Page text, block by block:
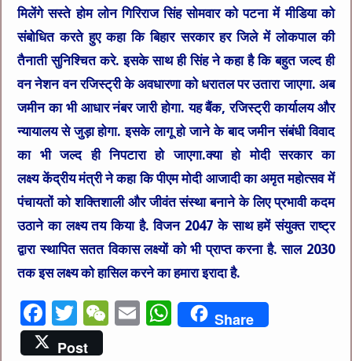
मिलेंगे सस्ते होम लोन गिरिराज सिंह सोमवार को पटना में मीडिया को
संबोधित करते हुए कहा कि बिहार सरकार हर जिले में लोकपाल की
तैनाती सुनिश्चित करे. इसके साथ ही सिंह ने कहा है कि बहुत जल्द ही
वन नेशन वन रजिस्ट्री के अवधारणा को धरातल पर उतारा जाएगा. अब
जमीन का भी आधार नंबर जारी होगा. यह बैंक, रजिस्ट्री कार्यालय और
न्यायालय से जुड़ा होगा. इसके लागू हो जाने के बाद जमीन संबंधी विवाद
का भी जल्द ही निपटारा हो जाएगा.क्या हो मोदी सरकार का
लक्ष्य केंद्रीय मंत्री ने कहा कि पीएम मोदी आजादी का अमृत महोत्सव में
पंचायतों को शक्तिशाली और जीवंत संस्था बनाने के लिए प्रभावी कदम
उठाने का लक्ष्य तय किया है. विजन 2047 के साथ हमें संयुक्त राष्ट्र
द्वारा स्थापित सतत विकास लक्ष्यों को भी प्राप्त करना है. साल 2030
तक इस लक्ष्य को हासिल करने का हमारा इरादा है.
F
a
T
w
W E
W
Share
Post